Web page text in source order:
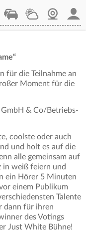
StaupilotWetterWebcam
für die Teilnahme an
Moment für die
GmbH & Co/Betriebs-
coolste oder auch
und holt es auf die
alle gemeinsam auf
in weiß feiern und
ein Hörer 5 Minuten
einem Publikum
Talente
dann für ihren
des Votings
Just White Bühne!